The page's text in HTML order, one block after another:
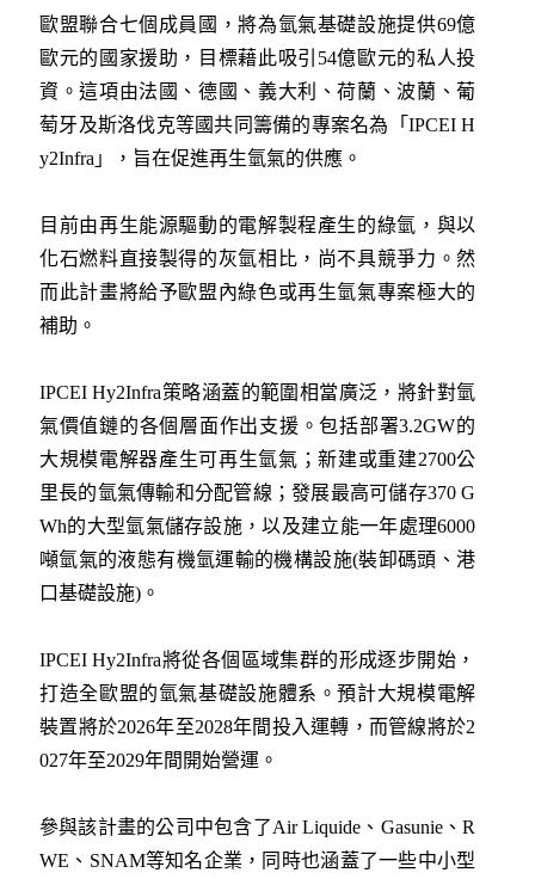
歐盟聯合七個成員國，將為氫氣基礎設施提供69億
歐元的國家援助，目標藉此吸引54億歐元的私人投
資。這項由法國、德國、義大利、荷蘭、波蘭、葡
萄牙及斯洛伐克等國共同籌備的專案名為「IPCEI H
y2Infra」，旨在促進再生氫氣的供應。
目前由再生能源驅動的電解製程產生的綠氫，與以
化石燃料直接製得的灰氫相比，尚不具競爭力。然
而此計畫將給予歐盟內綠色或再生氫氣專案極大的
補助。
IPCEI Hy2Infra策略涵蓋的範圍相當廣泛，將針對氫
氣價值鏈的各個層面作出支援。包括部署3.2GW的
大規模電解器產生可再生氫氣；新建或重建2700公
里長的氫氣傳輸和分配管線；發展最高可儲存370 G
Wh的大型氫氣儲存設施，以及建立能一年處理6000
噸氫氣的液態有機氫運輸的機構設施(裝卸碼頭、港
口基礎設施)。
IPCEI Hy2Infra將從各個區域集群的形成逐步開始，
打造全歐盟的氫氣基礎設施體系。預計大規模電解
裝置將於2026年至2028年間投入運轉，而管線將於2
027年至2029年間開始營運。
參與該計畫的公司中包含了Air Liquide、Gasunie、R
WE、SNAM等知名企業，同時也涵蓋了一些中小型